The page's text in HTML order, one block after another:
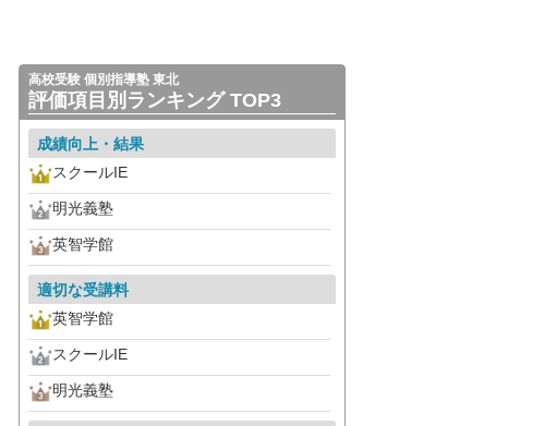
高校受験 個別指導塾 東北
評価項目別ランキング TOP3
成績向上・結果
スクールIE
明光義塾
英智学館
適切な受講料
英智学館
スクールIE
明光義塾